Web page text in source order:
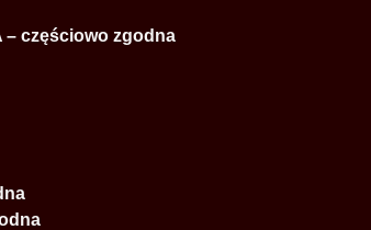
– częściowo zgodna